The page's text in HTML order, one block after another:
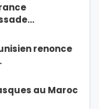
renonce
au Maroc